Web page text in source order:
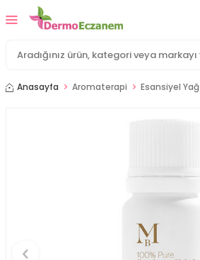
Anasayfa Aromaterapi Esansiyel Yağ